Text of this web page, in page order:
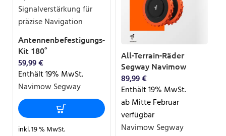
Antennenbefestigungs-
Kit 180°
59,99€
Enthält 19% MwSt.
Navimow Segway
inkl. 19 % MwSt.
All-Terrain-Räder
Segway Navimow
89,99€
Enthält 19% MwSt.
ab Mitte Februar
verfügbar
Navimow Segway